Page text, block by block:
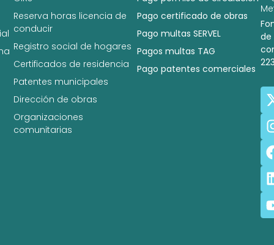
Pago certificado de obras
Pago multas SERVEL
Pagos multas TAG
Pago patentes comerciales
Reserva horas licencia de
conducir
Registro social de hogares
Certificados de residencia
Patentes municipales
Dirección de obras
Organizaciones
comunitarias
de